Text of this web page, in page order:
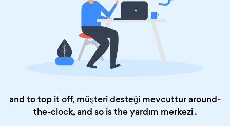
and to top it off, müşteri desteği mevcuttur around-
the-clock, and so is theyardım merkezi.